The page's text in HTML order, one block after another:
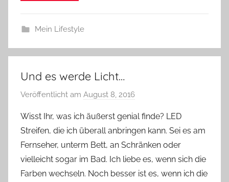
Mein Lifestyle
Und es werde Licht…
Veröffentlicht am August 8, 2016
n
Y
v
o
n
Wisst Ihr, was ich äußerst genial finde? LED
Streifen, die ich überall anbringen kann. Sei es am
Fernseher, unterm Bett, an Schränken oder
vielleicht sogar im Bad. Ich liebe es, wenn sich die
Farben wechseln. Noch besser ist es, wenn ich die